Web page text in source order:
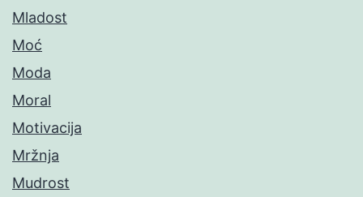
Mladost
Moć
Moda
Moral
Motivacija
Mržnja
Mudrost